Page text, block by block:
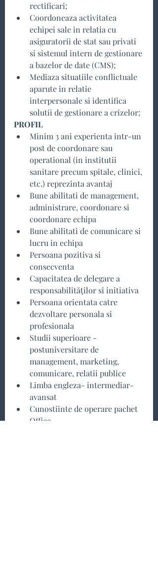
rectificari;
Coordoneaza activitatea
echipei sale in relatia cu
asiguratorii de stat sau privati
si sistemul intern de gestionare
a bazelor de date (CMS);
Mediaza situatiile conflictuale
aparute in relatie
interpersonale si identifica
solutii de gestionare a crizelor;
PROFIL
Minim 3 ani experienta intr-un
post de coordonare sau
operational (in institutii
sanitare precum spitale, clinici,
etc.) reprezinta avantaj
Bune abilitati de management,
administrare, coordonare si
coordonare echipa
Bune abilitati de comunicare si
lucru in echipa
Persoana pozitiva si
consecventa
Capacitatea de delegare a
responsabilităţilor si initiativa
Persoana orientata catre
dezvoltare personala si
profesionala
Studii superioare -
postuniversitare de
management, marketing,
comunicare, relatii publice
Limba engleza- intermediar-
avansat
Cunostiinte de operare pachet
Office